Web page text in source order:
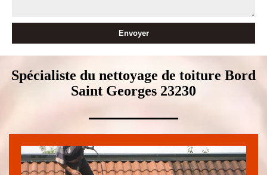
Spécialiste du nettoyage de toiture Bord
Saint Georges 23230